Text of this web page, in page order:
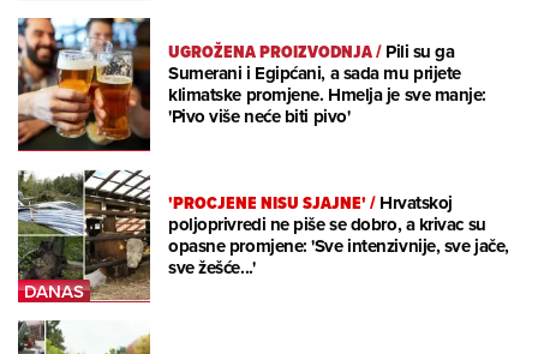
UGROŽENA PROIZVODNJA/Pili su ga
Sumerani i Egipćani, a sada mu prijete
klimatske promjene. Hmelja je sve manje:
'Pivo više neće biti pivo'
'PROCJENE NISU SJAJNE'/Hrvatskoj
poljoprivredi ne piše se dobro, a krivac su
opasne promjene: 'Sve intenzivnije, sve jače,
sve žešće...'